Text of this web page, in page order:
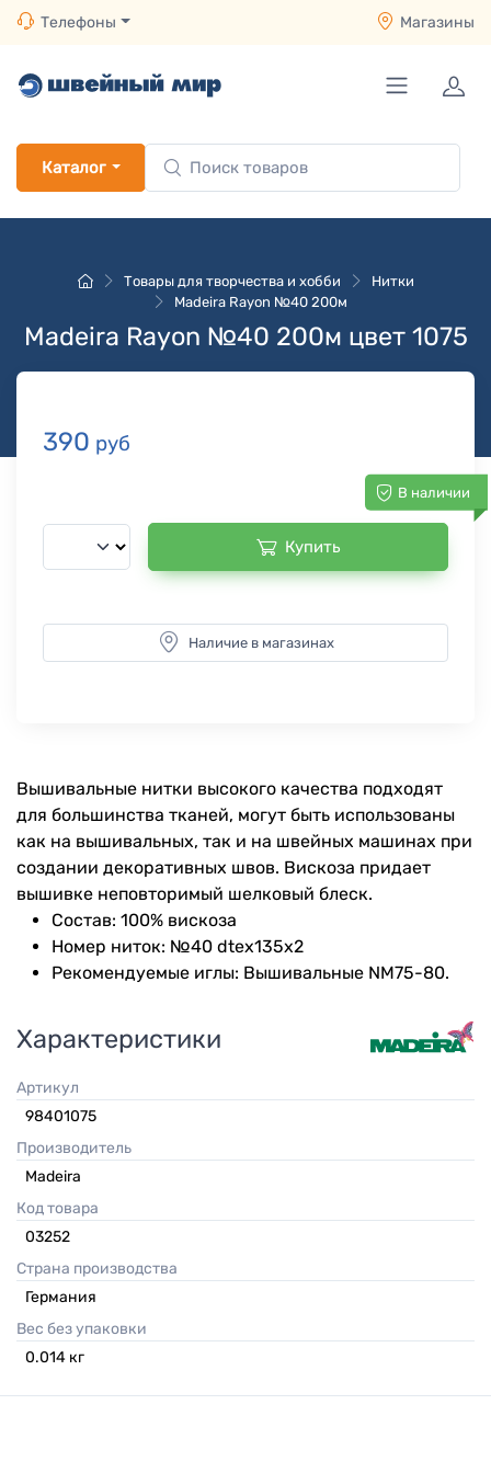
Телефоны Магазины
Каталог
Товары для творчества и хобби
Нитки
Madeira Rayon №40 200м
Madeira Rayon №40 200м цвет 1075
390 руб
В наличии
Купить
Наличие в магазинах
Вышивальные нитки высокого качества подходят
для большинства тканей, могут быть использованы
как на вышивальных, так и на швейных машинах при
создании декоративных швов. Вискоза придает
вышивке неповторимый шелковый блеск.
Состав: 100% вискоза
Номер ниток: №40 dtex135x2
Рекомендуемые иглы: Вышивальные NM75-80.
Характеристики
Артикул
98401075
Производитель
Madeira
Код товара
03252
Страна производства
Германия
Вес без упаковки
0.014 кг